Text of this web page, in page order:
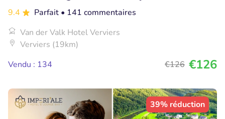
9.4 Parfait • 141 commentaires
Van der Valk Hotel Verviers
Verviers (19km)
Vendu : 134
€126 €126
39% réduction